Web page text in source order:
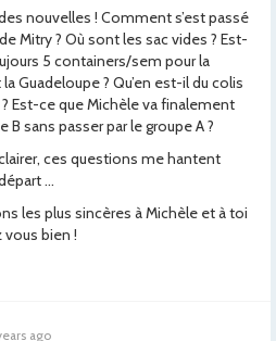
nouvelles ! Comment s’est passé
Mitry ? Où sont les sac vides ? Est-
5 containers/sem pour la
Guadeloupe ? Qu’en est-il du colis
Est-ce que Michèle va finalement
B sans passer par le groupe A ?
ces questions me hantent
…
les plus sincères à Michèle et à toi
vous bien !
ago